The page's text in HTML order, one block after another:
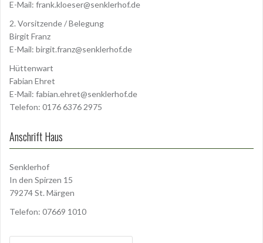
E-Mail: frank.kloeser@senklerhof.de
2. Vorsitzende / Belegung
Birgit Franz
E-Mail: birgit.franz@senklerhof.de
Hüttenwart
Fabian Ehret
E-Mail: fabian.ehret@senklerhof.de
Telefon: 0176 6376 2975
Anschrift Haus
Senklerhof
In den Spirzen 15
79274 St. Märgen
Telefon: 07669 1010